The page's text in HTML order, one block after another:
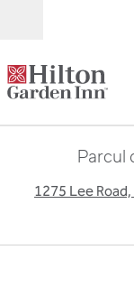
Parcul
1275 Lee